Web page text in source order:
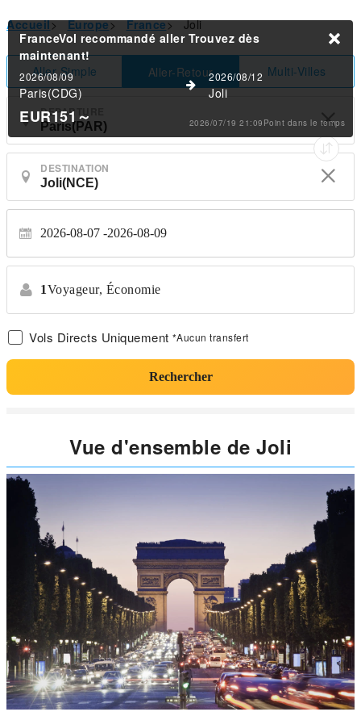
Accueil> Europe> France> Joli
Aller Simple Aller-Retour Multi-Villes
DEPARTURE
DESTINATION
2026-08-07 2026-08-09
1Voyageur, Économie
Vols Directs Uniquement *Aucun transfert
Rechercher
FranceVol recommandé allerTrouvez dès
maintenant!
2026/08/09
Paris(CDG)
2026/08/12
Joli
EUR151～ 2026/07/19 21:09Point dans le temps
Vue d'ensemble de Joli